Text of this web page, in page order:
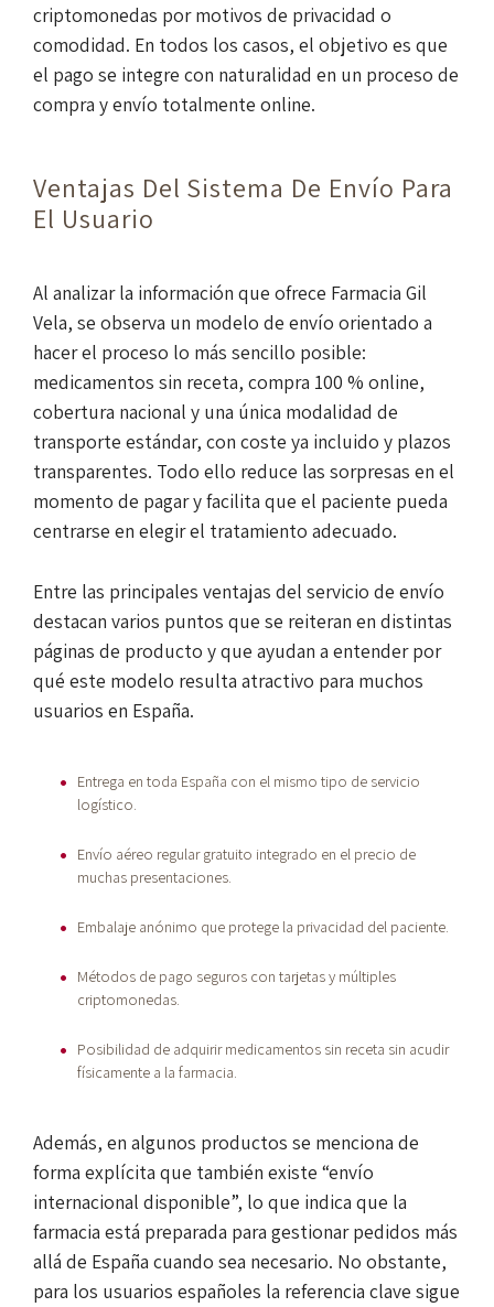
criptomonedas por motivos de privacidad o
comodidad. En todos los casos, el objetivo es que
el pago se integre con naturalidad en un proceso de
compra y envío totalmente online.
Ventajas Del Sistema De Envío Para
El Usuario
Al analizar la información que ofrece Farmacia Gil
Vela, se observa un modelo de envío orientado a
hacer el proceso lo más sencillo posible:
medicamentos sin receta, compra 100 % online,
cobertura nacional y una única modalidad de
transporte estándar, con coste ya incluido y plazos
transparentes. Todo ello reduce las sorpresas en el
momento de pagar y facilita que el paciente pueda
centrarse en elegir el tratamiento adecuado.
Entre las principales ventajas del servicio de envío
destacan varios puntos que se reiteran en distintas
páginas de producto y que ayudan a entender por
qué este modelo resulta atractivo para muchos
usuarios en España.
Entrega en toda España con el mismo tipo de servicio
logístico.
Envío aéreo regular gratuito integrado en el precio de
muchas presentaciones.
Embalaje anónimo que protege la privacidad del paciente.
Métodos de pago seguros con tarjetas y múltiples
criptomonedas.
Posibilidad de adquirir medicamentos sin receta sin acudir
físicamente a la farmacia.
Además, en algunos productos se menciona de
forma explícita que también existe “envío
internacional disponible”, lo que indica que la
farmacia está preparada para gestionar pedidos más
allá de España cuando sea necesario. No obstante,
para los usuarios españoles la referencia clave sigue